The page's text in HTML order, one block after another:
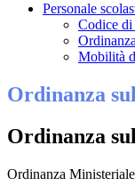
Personale
Codice di
Mobilità
Ordinanza
Ordinanza
Ordinanza